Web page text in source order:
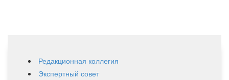
Редакционная коллегия
Экспертный совет